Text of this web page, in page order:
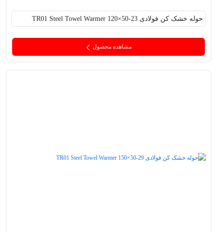
حوله خشک کن فولادی TR01 Steel Towel Warmer 120×50-23
مشاهده محصول